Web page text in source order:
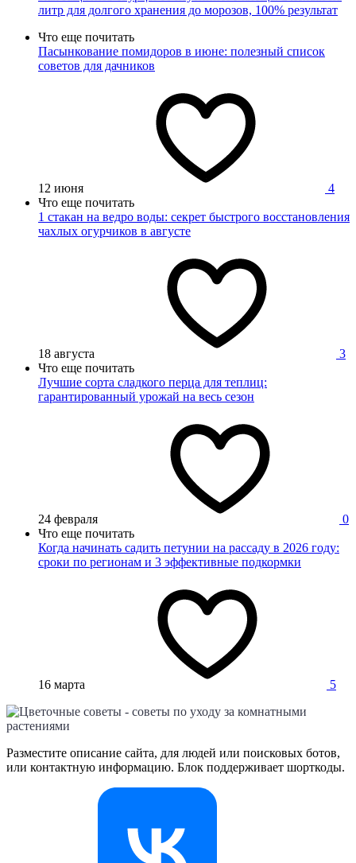
литр для долгого хранения до морозов, 100% результат
Что еще почитать
Пасынкование помидоров в июне: полезный список
советов для дачников
12 июня
4
Что еще почитать
1 стакан на ведро воды: секрет быстрого восстановления
чахлых огурчиков в августе
18 августа
3
Что еще почитать
Лучшие сорта сладкого перца для теплиц:
гарантированный урожай на весь сезон
24 февраля
0
Что еще почитать
Когда начинать садить петунии на рассаду в 2026 году:
сроки по регионам и 3 эффективные подкормки
16 марта 5
Разместите описание сайта, для людей или поисковых ботов,
или контактную информацию. Блок поддерживает шорткоды.